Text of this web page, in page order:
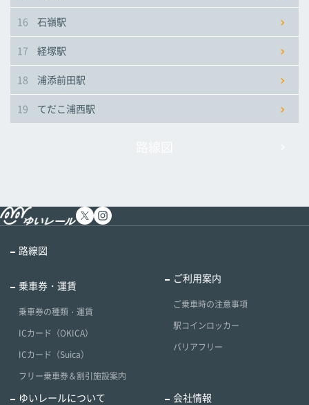
16 石嶺駅
17 経塚駅
18 浦添前田駅
19 てだこ浦西駅
路線図
乗車券・運賃
乗車券の種類・運賃
ICカード（OKICA）
ICカード（Suica）
フリー乗車券＆割引施設案内
ご利用案内
ご乗車時の注意事項
駅コインロッカー
バリアフリー
ゆいレールについて 会社情報